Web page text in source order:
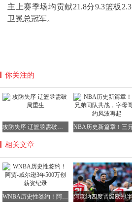
主上赛季场均贡献21.8分9.3篮板
卫冕总冠军。
你关注的
攻防失序 辽篮亟需破局重生
相关文章
WNBA历史性签约！阿贾-威尔逊3年500万创薪资纪录